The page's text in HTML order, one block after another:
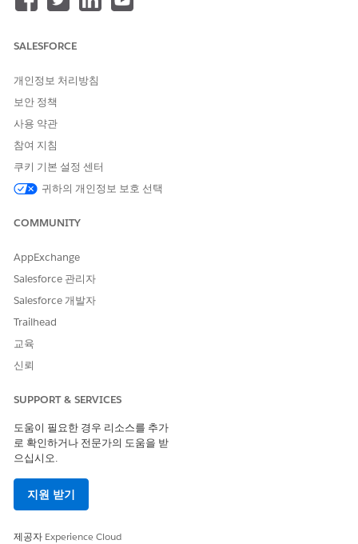
작업 세부 사항
API 이름
참조 작업 유형
이 작업은 하나 이상의 프롬프
거래 전문가
이 기사를 통해 문제를 해결했습니까?
개선을 위한 의견을 보내주세요.
예
SALESFORCE
개인정보 처리방침
보안 정책
사용 약관
참여 지침
쿠키 기본 설정 센터
귀하의 개인정보 보호 선택
COMMUNITY
AppExchange
Salesforce 관리자
Salesforce 개발자
Trailhead
교육
신뢰
SUPPORT & SERVICES
도움이 필요한 경우 리소스를 추가
로 확인하거나 전문가의 도움을 받
으십시오.
지원 받기
제공자 Experience Cloud